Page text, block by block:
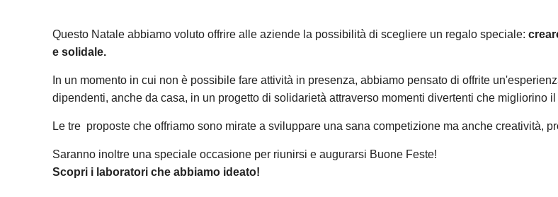
Questo Natale abbiamo voluto offrire alle aziende la possibilità di scegliere un regalo speciale:
e solidale.
In un momento in cui non è possibile fare attività in presenza, abbiamo pensato di offrite
dipendenti, anche da casa, in un progetto di solidarietà attraverso momenti divertenti che migliorino
Le tre proposte che offriamo sono mirate a sviluppare una sana competizione ma anche creatività,
Saranno inoltre una speciale occasione per riunirsi e augurarsi Buone Feste!
Scopri i laboratori che abbiamo ideato!